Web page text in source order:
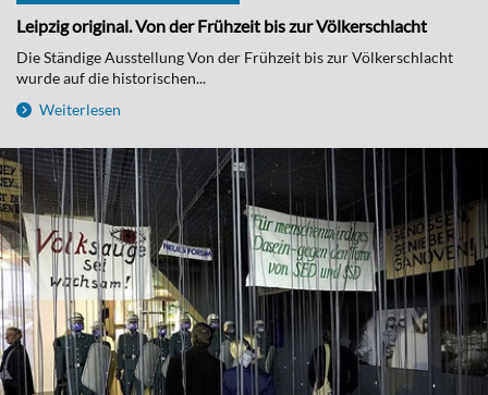
Leipzig original. Von der Frühzeit bis zur Völkerschlacht
Die Ständige Ausstellung Von der Frühzeit bis zur Völkerschlacht
wurde auf die historischen...
Weiterlesen